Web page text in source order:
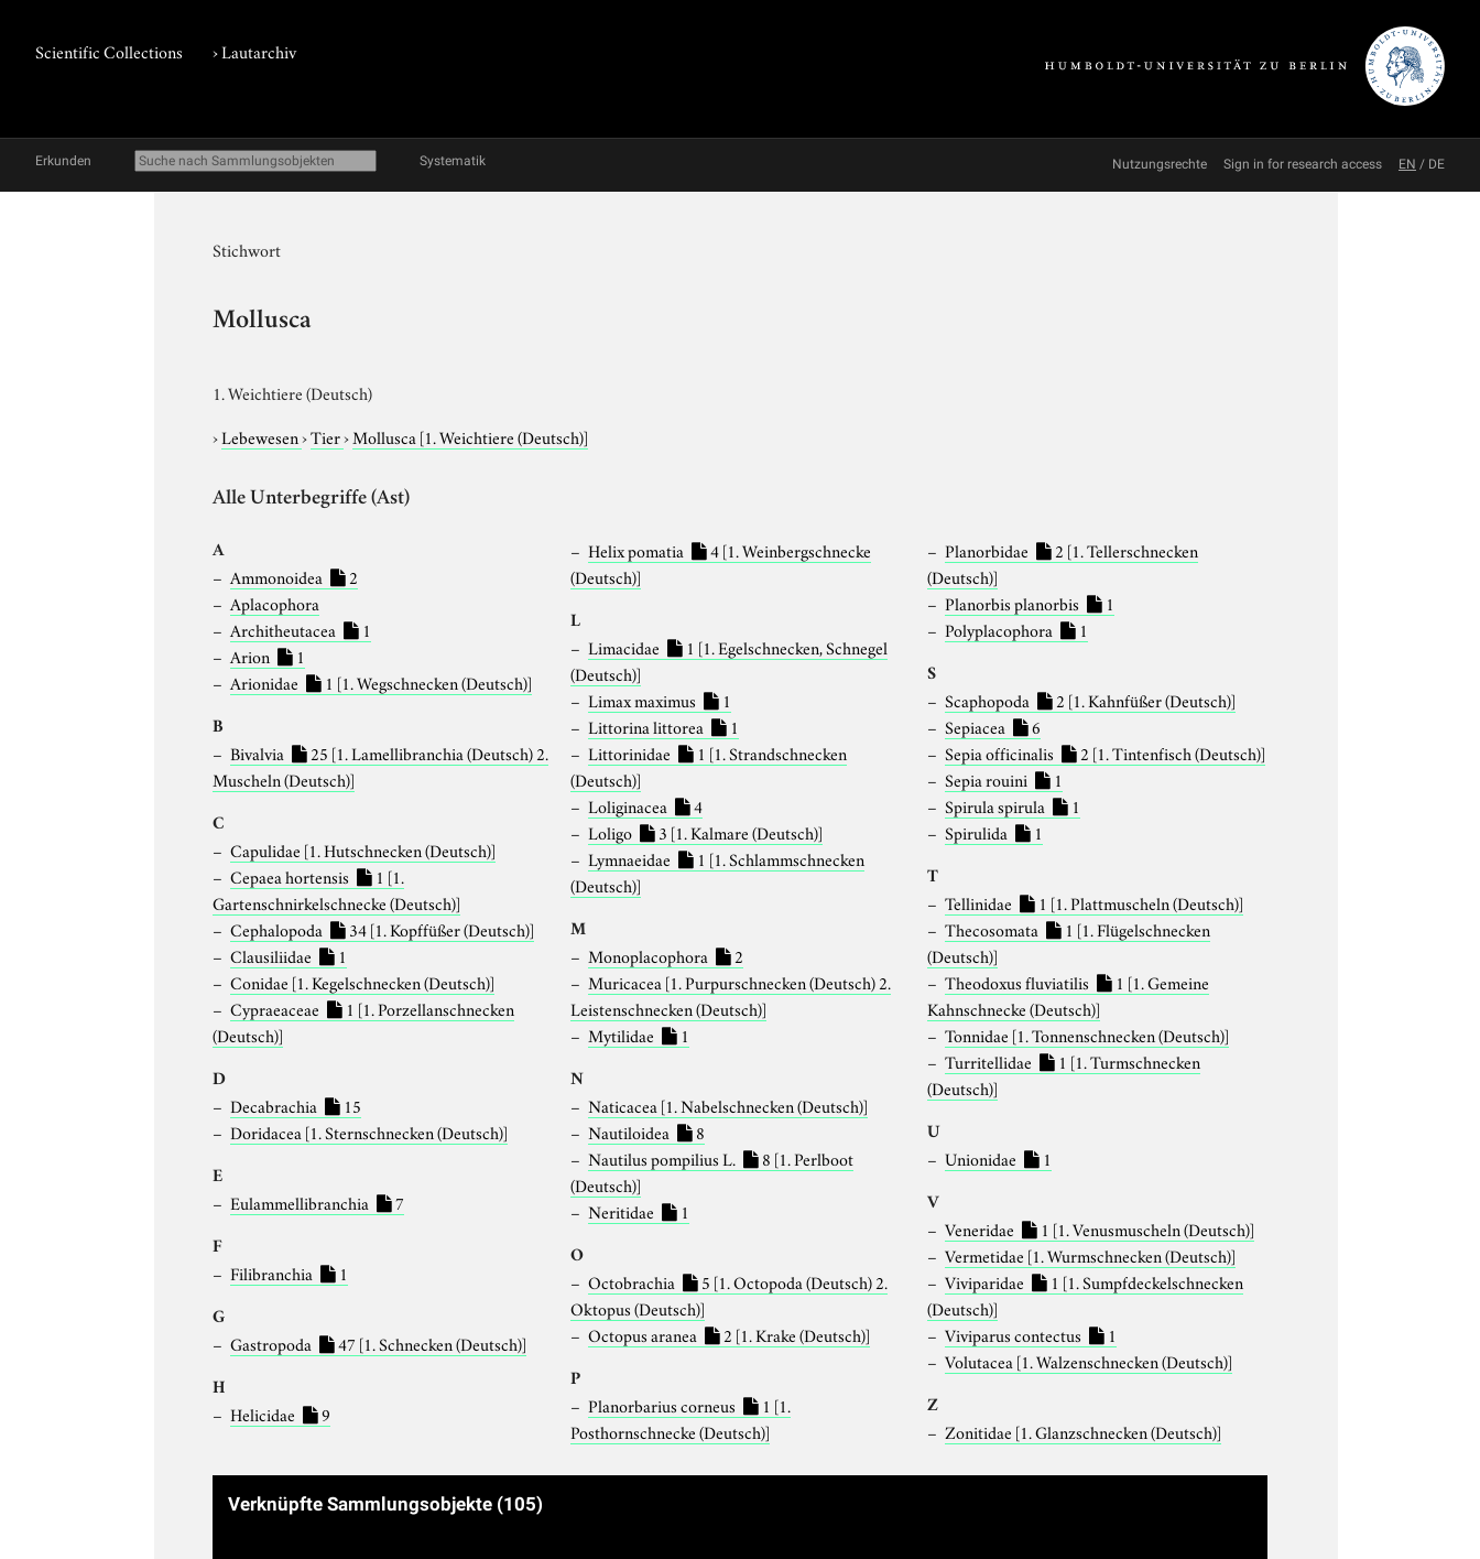
Scientific Collections ›Lautarchiv
Erkunden Systematik Nutzungsrechte Sign in for research access EN / DE
Stichwort
Mollusca
1. Weichtiere (Deutsch)
›Lebewesen›Tier›Mollusca [1. Weichtiere (Deutsch)]
Alle Unterbegriffe (Ast)
A
Ammonoidea
2
Aplacophora
Architheutacea
1
Arion
1
Arionidae
1 [1. Wegschnecken (Deutsch)]
B
Bivalvia 25 [1. Lamellibranchia (Deutsch) 2.
Muscheln (Deutsch)]
C
Capulidae [1. Hutschnecken (Deutsch)]
Cepaea hortensis
1 [1.
Gartenschnirkelschnecke (Deutsch)]
Cephalopoda
34[1. Kopffüßer (Deutsch)]
Clausiliidae
1
Conidae [1. Kegelschnecken (Deutsch)]
Cypraeaceae
1 [1. Porzellanschnecken
(Deutsch)]
D
Decabrachia
15
Doridacea [1. Sternschnecken (Deutsch)]
E
Eulammellibranchia 7
F
Filibranchia 1
G
Gastropoda 47 [1. Schnecken (Deutsch)]
H
Helicidae 9
Helix pomatia 4[1. Weinbergschnecke
(Deutsch)]
L
Limacidae 1 [1. Egelschnecken, Schnegel
(Deutsch)]
Limax maximus
1
Littorina littorea
1
Littorinidae
1 [1. Strandschnecken
(Deutsch)]
Loliginacea
4
Loligo
3 [1. Kalmare (Deutsch)]
Lymnaeidae
1 [1. Schlammschnecken
(Deutsch)]
M
Monoplacophora
2
Muricacea [1. Purpurschnecken (Deutsch) 2.
Leistenschnecken (Deutsch)]
Mytilidae
1
N
Naticacea [1. Nabelschnecken (Deutsch)]
Nautiloidea
8
Nautilus pompilius L.
8 [1. Perlboot
(Deutsch)]
Neritidae
1
O
Octobrachia 5 [1. Octopoda (Deutsch) 2.
Oktopus (Deutsch)]
Octopus aranea
2 [1. Krake (Deutsch)]
P
Planorbarius corneus 1 [1.
Posthornschnecke (Deutsch)]
Planorbidae 2 [1. Tellerschnecken
(Deutsch)]
Planorbis planorbis
1
Polyplacophora
1
S
Scaphopoda 2 [1. Kahnfüßer (Deutsch)]
Sepiacea
6
Sepia officinalis
2 [1. Tintenfisch (Deutsch)]
Sepia rouini
1
Spirula spirula
1
Spirulida
1
T
Tellinidae 1 [1. Plattmuscheln (Deutsch)]
Thecosomata
1 [1. Flügelschnecken
(Deutsch)]
Theodoxus fluviatilis
1 [1. Gemeine
Kahnschnecke (Deutsch)]
Tonnidae [1. Tonnenschnecken (Deutsch)]
Turritellidae
1 [1. Turmschnecken
(Deutsch)]
U
Unionidae 1
V
Veneridae 1 [1. Venusmuscheln (Deutsch)]
Vermetidae [1. Wurmschnecken (Deutsch)]
Viviparidae
1 [1. Sumpfdeckelschnecken
(Deutsch)]
Viviparus contectus
1
Volutacea [1. Walzenschnecken (Deutsch)]
Z
Zonitidae [1. Glanzschnecken (Deutsch)]
Verknüpfte Sammlungsobjekte (105)